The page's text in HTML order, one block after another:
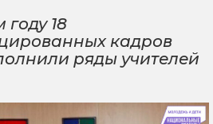
18
кадров
ряды учителей